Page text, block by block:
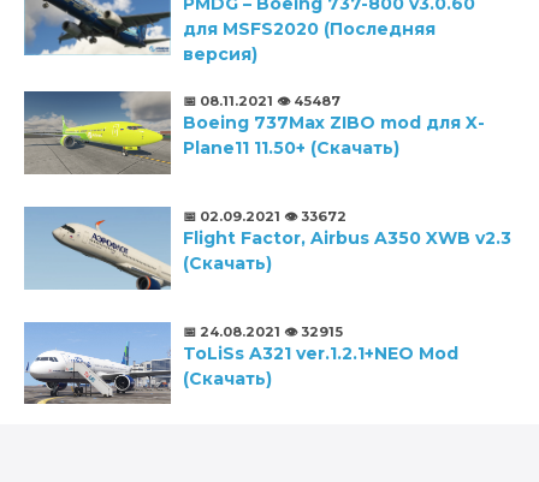
для MSFS2020 (Последняя
версия)
📅 08.11.2021 👁️ 45487
Boeing 737Max ZIBO mod для X-
Plane11 11.50+ (Скачать)
📅 02.09.2021 👁️ 33672
Flight Factor, Airbus A350 XWB v2.3
(Скачать)
📅 24.08.2021 👁️ 32915
ToLiSs A321 ver.1.2.1+NEO Mod
(Скачать)